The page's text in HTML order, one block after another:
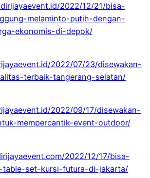
2022/12/21/bisa-
melaminto-putih-dengan-
ekonomis-di-depok/
2022/07/23/disewakan-
terbaik-tangerang-selatan/
2022/09/17/disewakan-
mempercantik-event-outdoor/
2022/12/17/bisa-
table-set-kursi-futura-di-jakarta/